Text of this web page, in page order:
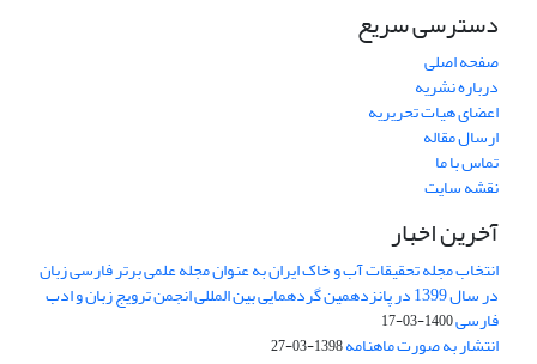
دسترسی سریع
صفحه اصلی
درباره نشریه
اعضای هیات تحریریه
ارسال مقاله
تماس با ما
نقشه سایت
آخرین اخبار
انتخاب مجله تحقیقات آب و خاک ایران به عنوان مجله علمی برتر فارسی زبان
در سال 1399 در پانزدهمین گردهمایی بین المللی انجمن ترویج زبان و ادب
فارسی1400-03-17
انتشار به صورت ماهنامه1398-03-27